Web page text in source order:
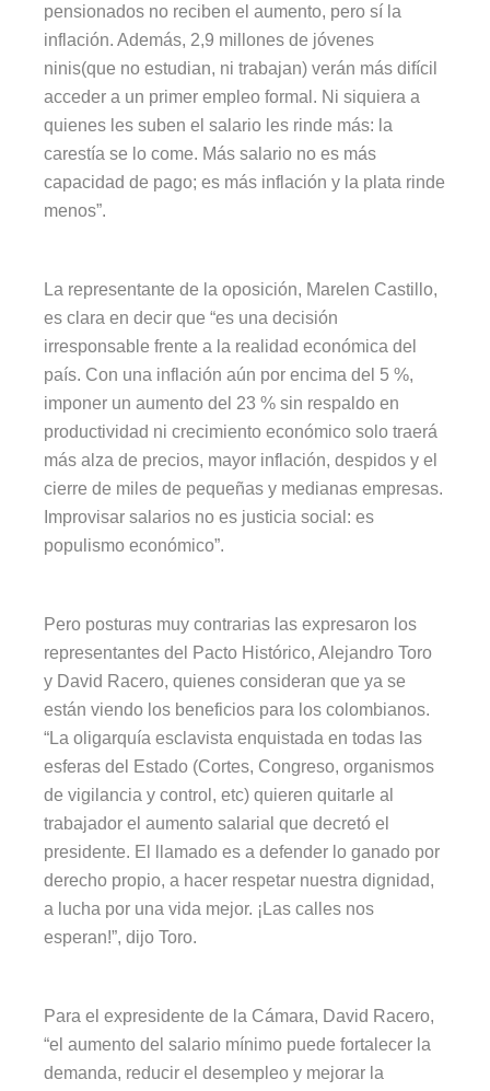
pensionados no reciben el aumento, pero sí la
inflación. Además, 2,9 millones de jóvenes
ninis(que no estudian, ni trabajan) verán más difícil
acceder a un primer empleo formal. Ni siquiera a
quienes les suben el salario les rinde más: la
carestía se lo come. Más salario no es más
capacidad de pago; es más inflación y la plata rinde
menos”.
La representante de la oposición, Marelen Castillo,
es clara en decir que “es una decisión
irresponsable frente a la realidad económica del
país. Con una inflación aún por encima del 5 %,
imponer un aumento del 23 % sin respaldo en
productividad ni crecimiento económico solo traerá
más alza de precios, mayor inflación, despidos y el
cierre de miles de pequeñas y medianas empresas.
Improvisar salarios no es justicia social: es
populismo económico”.
Pero posturas muy contrarias las expresaron los
representantes del Pacto Histórico, Alejandro Toro
y David Racero, quienes consideran que ya se
están viendo los beneficios para los colombianos.
“La oligarquía esclavista enquistada en todas las
esferas del Estado (Cortes, Congreso, organismos
de vigilancia y control, etc) quieren quitarle al
trabajador el aumento salarial que decretó el
presidente. El llamado es a defender lo ganado por
derecho propio, a hacer respetar nuestra dignidad,
a lucha por una vida mejor. ¡Las calles nos
esperan!”, dijo Toro.
Para el expresidente de la Cámara, David Racero,
“el aumento del salario mínimo puede fortalecer la
demanda, reducir el desempleo y mejorar la